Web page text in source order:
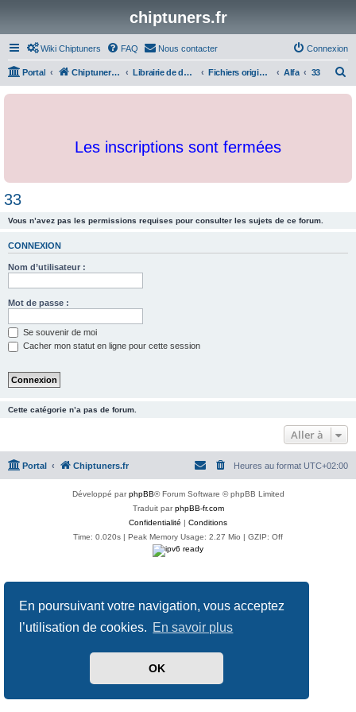
En poursuivant votre navigation, vous acceptez
l’utilisation de cookies. En savoir plus
OK
chiptuners.fr
Wiki Chiptuners FAQ Nous contacter Connexion
Portal Chiptuners.fr Librairie de documents et originaux Fichiers originaux Alfa 33
c
Les inscriptions sont fermées
33
Vous n’avez pas les permissions requises pour consulter les sujets de ce forum.
CONNEXION
Nom d’utilisateur :
Mot de passe :
Se souvenir de moi
Cacher mon statut en ligne pour cette session
Cette catégorie n’a pas de forum.
Aller à
Portal Chiptuners.fr Heures au format UTC+02:00
Développé parphpBB® Forum Software © phpBB Limited
Traduit parphpBB-fr.com
Confidentialité | Conditions
Time: 0.020s | Peak Memory Usage: 2.27 Mio | GZIP: Off